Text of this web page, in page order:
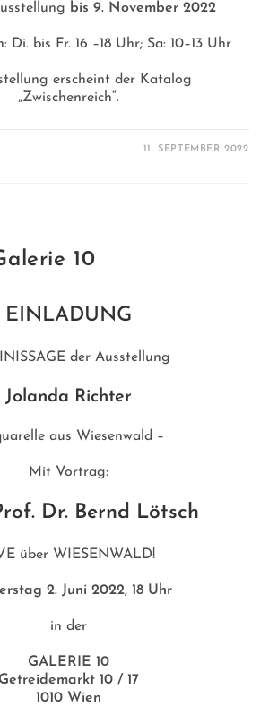
bis 9. November 2022
Di. bis Fr. 16 –18 Uhr; Sa: 10–13 Uhr
erscheint der Katalog
„Zwischenreich“.
11. SEPTEMBER 2022
10
EINLADUNG
der Ausstellung
Jolanda Richter
aus Wiesenwald –
Mit Vortrag:
Dr. Bernd Lötsch
über WIESENWALD!
2. Juni 2022, 18 Uhr
in der
GALERIE 10
Getreidemarkt 10 / 17
1010 Wien